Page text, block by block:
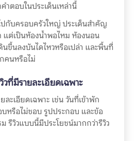
ำตอบในประเด็นเหล่านี้
กับครอบครัวใหญ่ ประเด็นสำคัญ
แต่เป็นห้องน้ำพอไหม ห้องนอน
นขึ้นลงบันไดไหวหรือเปล่า และพื้นที่
คนหรือไม่
ที่มีรายละเอียดเฉพาะ
ละเอียดเฉพาะ เช่น วันที่เข้าพัก
หรือไม่ชอบ รูปประกอบ และข้อ
รีวิวแบบนี้มีประโยชน์มากกว่ารีวิว